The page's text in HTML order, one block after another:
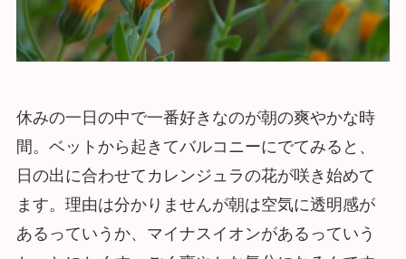
休みの一日の中で一番好きなのが朝の爽やかな時
間。ベットから起きてバルコニーにでてみると、
日の出に合わせてカレンジュラの花が咲き始めて
ます。理由は分かりませんが朝は空気に透明感が
あるっていうか、マイナスイオンがあるっていう